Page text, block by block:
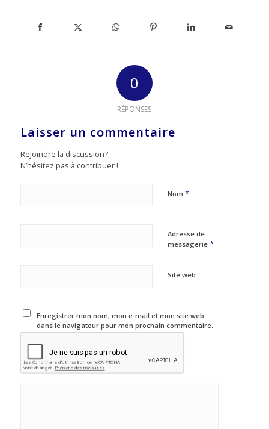
0
RÉPONSES
Laisser un commentaire
Rejoindre la discussion?
N’hésitez pas à contribuer !
Nom *
Adresse de
messagerie *
Site web
Enregistrer mon nom, mon e-mail et mon site web
dans le navigateur pour mon prochain commentaire.